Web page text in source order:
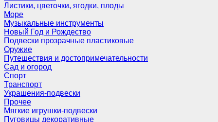
Листики, цветочки, ягодки, плоды
Море
Музыкальные инструменты
Новый Год и Рождество
Подвески прозрачные пластиковые
Оружие
Путешествия и достопримечательности
Сад и огород
Спорт
Транспорт
Украшения-подвески
Прочее
Мягкие игрушки-подвески
Пуговицы декоративные